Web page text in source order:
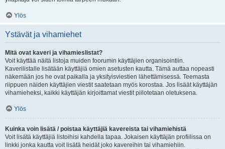
Ylös
Ystävät ja vihamiehet
Mitä ovat kaveri ja vihamieslistat?
Voit käyttää näitä listoja muiden foorumin käyttäjien organisointiin.
Kaverilistalle lisätään käyttäjiä omien asetusten kautta. Tämä auttaa nopeasti
näkemään jos he ovat paikalla ja yksityisviestien lähettämisessä. Teemasta
riippuen näiden käyttäjien viestit saatetaan myös korostaa. Jos lisäät käyttäjän
vihamieheksi, kaikki käyttäjän kirjoittamat viestit piilotetaan oletuksena.
Ylös
Kuinka voin lisätä / poistaa käyttäjiä kavereista tai vihamiehistä
Voit lisätä käyttäjiä listoihisi kahdella tapaa. Jokaisen käyttäjän profiilissa on
linkki jonka kautta voit lisätä heidät joko kavereihin tai vihamiehiin.